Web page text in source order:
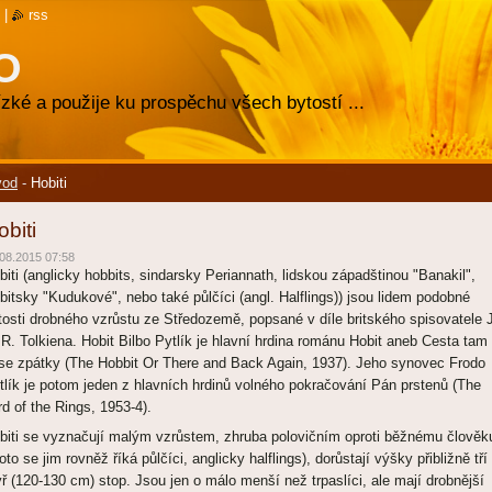
a použije ku prospěchu všech bytostí ...
- Hobiti
07:58
(anglicky hobbits, sindarsky Periannath, lidskou západštinou "Banakil",
"Kudukové", nebo také půlčíci (angl. Halflings)) jsou lidem podobné
drobného vzrůstu ze Středozemě, popsané v díle britského spisovatele
Tolkiena. Hobit Bilbo Pytlík je hlavní hrdina románu Hobit aneb Cesta tam
zpátky (The Hobbit Or There and Back Again, 1937). Jeho synovec Frodo
je potom jeden z hlavních hrdinů volného pokračování Pán prstenů (The
of the Rings, 1953-4).
se vyznačují malým vzrůstem, zhruba polovičním oproti běžnému
se jim rovněž říká půlčíci, anglicky halflings), dorůstají výšky přibližně tří
(120-130 cm) stop. Jsou jen o málo menší než trpaslíci, ale mají drobnější
rss